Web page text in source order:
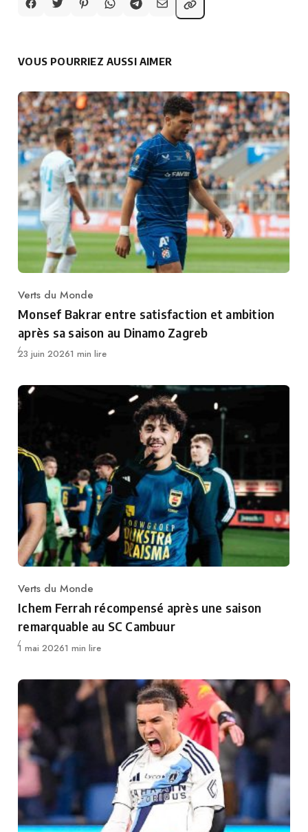
VOUS POURRIEZ AUSSI AIMER
Category
Verts du Monde
Monsef Bakrar entre satisfaction et ambition
après sa saison au Dinamo Zagreb
Publié
23 juin 20261 min lire
Category
Verts du Monde
Ichem Ferrah récompensé après une saison
remarquable au SC Cambuur
Publié
1 mai 20261 min lire